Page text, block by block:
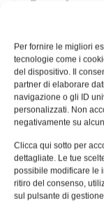
Per fornire le migliori
tecnologie come i
del dispositivo. Il
partner di elaborare
navigazione o gli ID
personalizzati. Non
negativamente su
Clicca qui sotto per
dettagliate. Le tue
possibile modificare le
ritiro del consenso,
sul pulsante di
Co-
È normale che
evoluzioni sui
progettazione.
Emanuela Bianchi